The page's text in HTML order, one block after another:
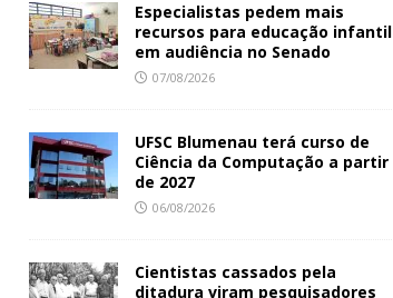
Especialistas pedem mais
recursos para educação infantil
em audiência no Senado
07/08/2026
UFSC Blumenau terá curso de
Ciência da Computação a partir
de 2027
06/08/2026
Cientistas cassados pela
ditadura viram pesquisadores